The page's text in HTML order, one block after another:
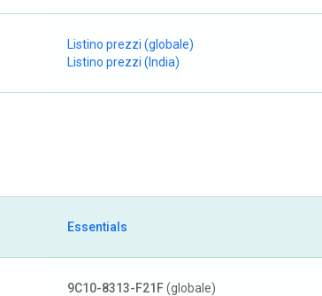
Listino prezzi (globale)
Listino prezzi (India)
Essentials
9C10-8313-F21F(globale)